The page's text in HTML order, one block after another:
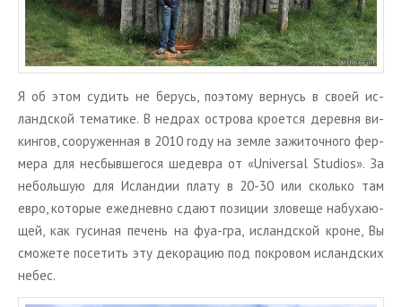
Я об этом су­дить не бе­русь, по­это­му вер­нусь в своей ис­
ланд­ской те­ма­ти­ке. В нед­рах ост­ро­ва кро­ет­ся де­рев­ня ви­
кин­гов, со­ору­жен­ная в 2010 году на земле за­жи­точ­но­го фер­
ме­ра для несбыв­ше­го­ся ше­дев­ра от «Universal Studios». За
неболь­шую для Ис­лан­дии плату в 20-30 или сколь­ко там
евро, ко­то­рые еже­днев­но сдают по­зи­ции зло­ве­ще на­бу­ха­ю­
щей, как гу­си­ная пе­чень на фуа-гра, ис­ланд­ской кроне, Вы
смо­же­те по­се­тить эту де­ко­ра­цию под по­кро­вом ис­ланд­ских
небес.